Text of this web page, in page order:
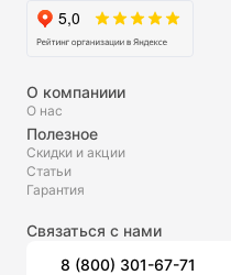
О компаниии
О нас
Полезное
Скидки и акции
Статьи
Гарантия
Связаться с нами
8 (800) 301-67-71